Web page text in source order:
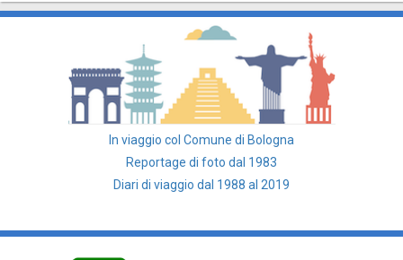
In viaggio col Comune di Bologna
Reportage di foto dal 1983
Diari di viaggio dal 1988 al 2019